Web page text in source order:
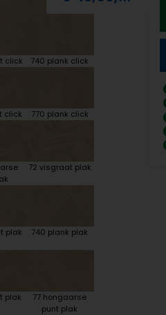
click 740 plank click
click 770 plank click
72 visgraat plak
plak 740 plank plak
plak
77 hongaarse
punt plak